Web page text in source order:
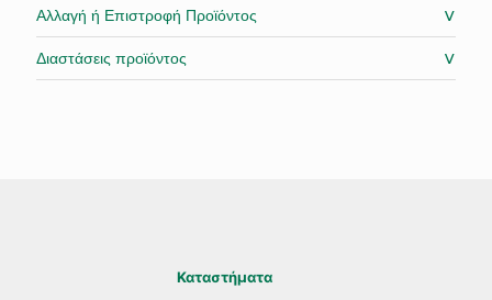
Αλλαγή ή Επιστροφή Προϊόντος ˅
Διαστάσεις προϊόντος ˅
Καταστήματα